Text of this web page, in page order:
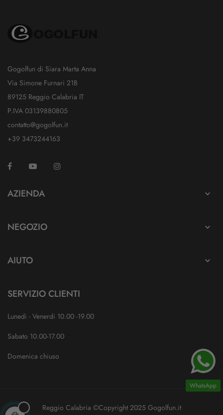
Gogolfun di Siara Marta Anna
Via Simone Furnari 21B
89125 Reggio Calabria IT
P.IVA 03139880805
contatto@gogolfun.it
+39 3473244163
Facebook YouTube
AZIENDA 
NEGOZIO 
AIUTO 
SERVIZIO CLIENTI
Lunedi - Venerdi 10.00 -19.00
Sabato 10.00-17.00
Domenica chiuso
WhatsApp
Reggio Calabria ©Copyright 2025 Gogolfun.it